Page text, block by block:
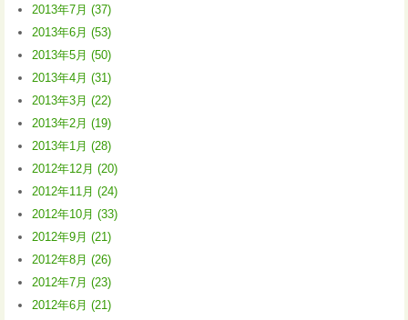
2013年7月 (37)
2013年6月 (53)
2013年5月 (50)
2013年4月 (31)
2013年3月 (22)
2013年2月 (19)
2013年1月 (28)
2012年12月 (20)
2012年11月 (24)
2012年10月 (33)
2012年9月 (21)
2012年8月 (26)
2012年7月 (23)
2012年6月 (21)